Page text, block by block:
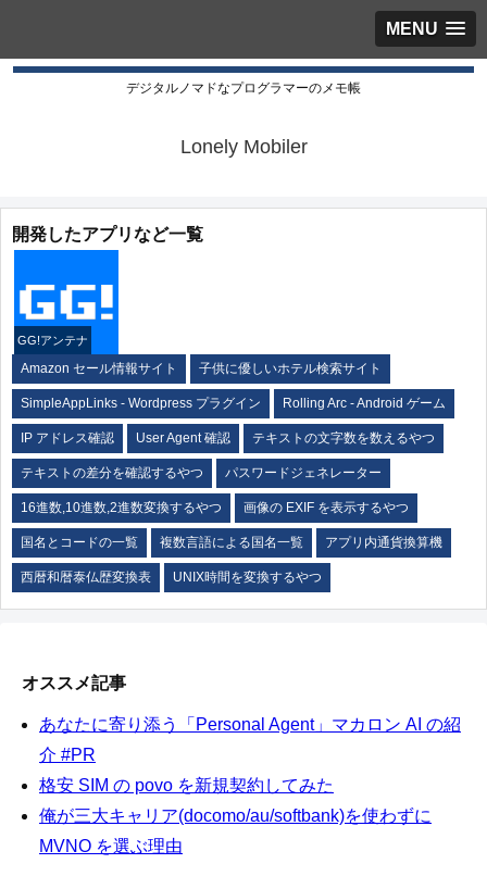
MENU
デジタルノマドなプログラマーのメモ帳
Lonely Mobiler
開発したアプリなど一覧
GG!アンテナ
Amazon セール情報サイト 子供に優しいホテル検索サイト
SimpleAppLinks - Wordpress プラグイン Rolling Arc - Android ゲーム
IP アドレス確認 User Agent 確認 テキストの文字数を数えるやつ
テキストの差分を確認するやつ パスワードジェネレーター
16進数,10進数,2進数変換するやつ 画像の EXIF を表示するやつ
国名とコードの一覧 複数言語による国名一覧 アプリ内通貨換算機
西暦和暦泰仏歴変換表 UNIX時間を変換するやつ
オススメ記事
あなたに寄り添う「Personal Agent」マカロン AI の紹
介 #PR
格安 SIM の povo を新規契約してみた
俺が三大キャリア(docomo/au/softbank)を使わずに
MVNO を選ぶ理由